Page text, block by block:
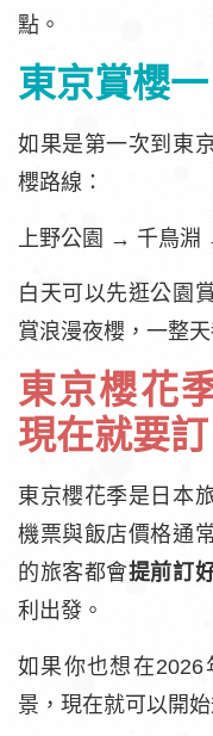
點。
東京賞櫻
如果是第一次到東
櫻路線：
上野公園 → 千鳥
白天可以先逛公園
賞浪漫夜櫻，一整
東京櫻花
現在就要訂
東京櫻花季是日本
機票與飯店價格通
的旅客都會提前訂
利出發。
如果你也想在
景，現在就可以開始